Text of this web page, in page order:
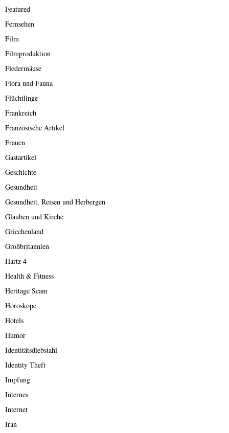
Featured
Fernsehen
Film
Filmproduktion
Fledermäuse
Flora und Fauna
Flüchtlinge
Frankreich
Französische Artikel
Frauen
Gastartikel
Geschichte
Gesundheit
Gesundheit, Reisen und Herbergen
Glauben und Kirche
Griechenland
Großbritannien
Hartz 4
Health & Fitness
Heritage Scam
Horoskope
Hotels
Humor
Identitätsdiebstahl
Identity Theft
Impfung
Internes
Internet
Iran